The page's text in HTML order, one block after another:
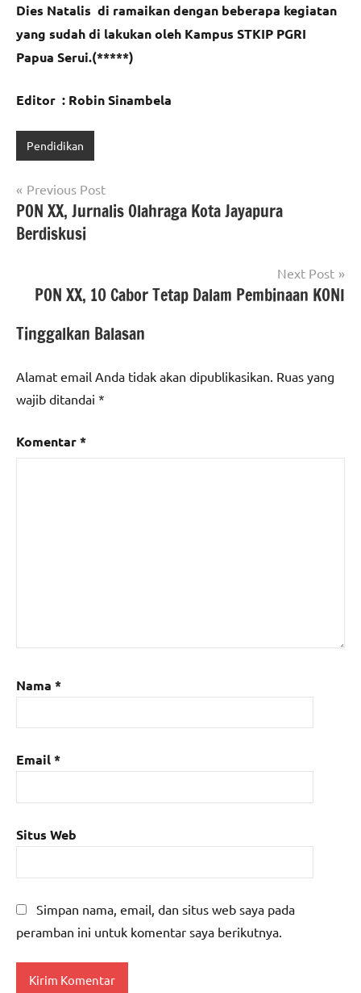
Dies Natalis di ramaikan dengan beberapa kegiatan
yang sudah di lakukan oleh Kampus STKIP PGRI
Papua Serui.(*****)
Editor : Robin Sinambela
Pendidikan
Navigasi
pos
Previous Post
PON XX, Jurnalis Olahraga Kota Jayapura
Berdiskusi
Next Post
PON XX, 10 Cabor Tetap Dalam Pembinaan KONI
Tinggalkan Balasan
Alamat email Anda tidak akan dipublikasikan. Ruas yang
wajib ditandai *
Komentar*
Nama *
Email*
Situs Web
Simpan nama, email, dan situs web saya pada
peramban ini untuk komentar saya berikutnya.